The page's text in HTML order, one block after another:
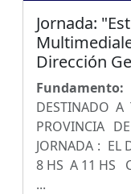
Jornada:
Dirección
Fundamento:
DESTINADO A
PROVINCIA
JORNADA : EL
8 HS A 11 HS
...